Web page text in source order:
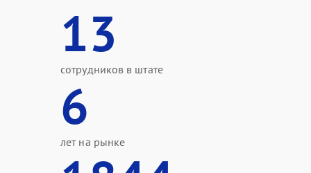
13
сотрудников в штате
6
лет на рынке